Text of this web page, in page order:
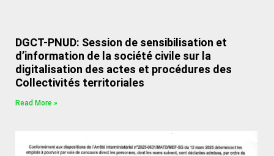
DGCT-PNUD: Session de sensibilisation et
d’information de la société civile sur la
digitalisation des actes et procédures des
Collectivités territoriales
Read More »